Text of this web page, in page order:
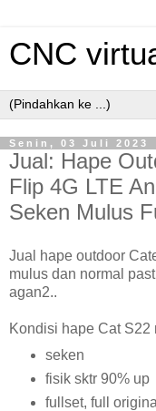
CNC
Senin, 03 Juli 2023
Jual: Hape
Flip 4G LTE
Seken Mulus
Jual hape outdoor
mulus dan normal
agan2..
Kondisi hape Cat S22
seken
fisik sktr 90% up
fullset, full